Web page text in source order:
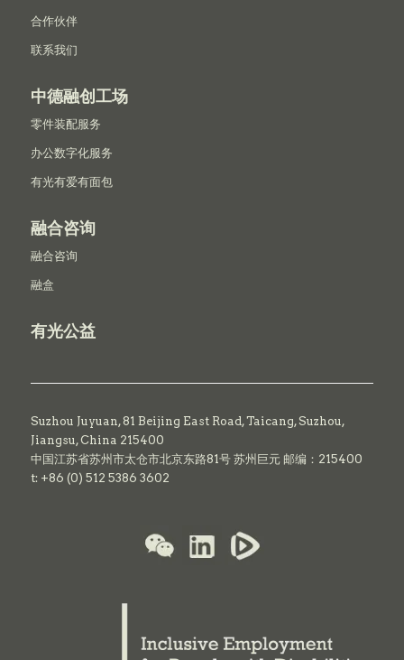
合作伙伴
联系我们
中德融创工场
零件装配服务
办公数字化服务
有光有爱有面包
融合咨询
融合咨询
融盒
有光公益
Suzhou Juyuan, 81 Beijing East Road,Taicang,Suzhou,
Jiangsu, China 215400
中国江苏省苏州市太仓市北京东路81号 苏州巨元 邮编：215400
t: +86 (0) 512 5386 3602